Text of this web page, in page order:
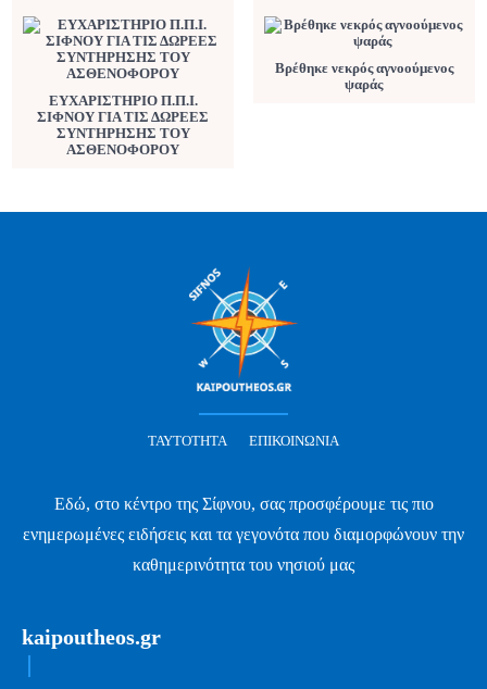
ΕΥΧΑΡΙΣΤΗΡΙΟ Π.Π.Ι.
ΣΙΦΝΟΥ ΓΙΑ ΤΙΣ ΔΩΡΕΕΣ
ΣΥΝΤΗΡΗΣΗΣ ΤΟΥ
ΑΣΘΕΝΟΦΟΡΟΥ
Βρέθηκε νεκρός αγνοούμενος
ψαράς
ΤΑΥΤΌΤΗΤΑ ΕΠΙΚΟΙΝΩΝΊΑ
Εδώ, στο κέντρο της Σίφνου, σας προσφέρουμε τις πιο
ενημερωμένες ειδήσεις και τα γεγονότα που διαμορφώνουν την
καθημερινότητα του νησιού μας
kaipoutheos.gr